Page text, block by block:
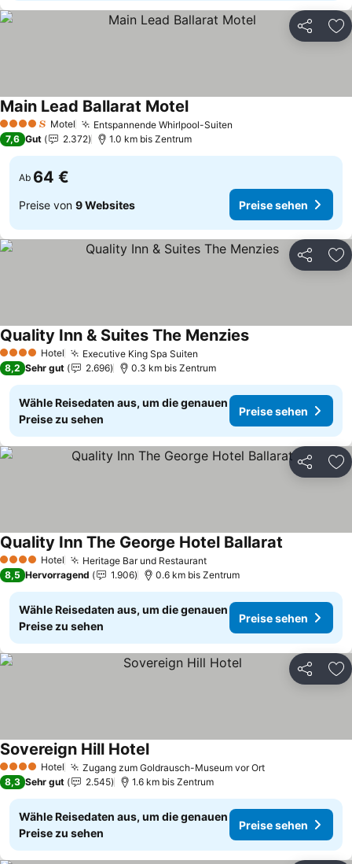
Teilen
4 Sterne Motel Entspannende Whirlpool-Suiten
Main Lead Ballarat MotelPreise sehen
7,6 Gut 2.372 1.0 km bis Zentrum
Ab 64 €
Preise von 9 Websites Preise sehen
Teilen
4 Sterne Hotel Executive King Spa Suiten
Quality Inn & Suites The MenziesPreise sehen
8,2 Sehr gut 2.696 0.3 km bis Zentrum
Wähle Reisedaten aus, um die genauen
Preise zu sehen
Preise sehen
Teilen
4 Sterne Hotel Heritage Bar und RestaurantPreise sehen
Quality Inn The George Hotel Ballarat
8,5 Hervorragend 1.906 0.6 km bis Zentrum
Wähle Reisedaten aus, um die genauen
Preise zu sehen
Preise sehen
Teilen
4 Sterne Hotel Zugang zum Goldrausch-Museum vor OrtPreise sehen
Sovereign Hill HotelPreise sehen
8,3 Sehr gut 2.545 1.6 km bis Zentrum
Wähle Reisedaten aus, um die genauen
Preise zu sehen
Preise sehen